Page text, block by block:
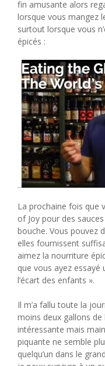
fin amusante alors
lorsque vous mangez
surtout lorsque vous
épicés :
La prochaine fois que
of Joy pour des
bouche. Vous pouvez
elles fournissent
aimez la nourriture
que vous ayez essayé
l’écart des enfants ».
Il m’a fallu toute la
moins deux gallons de
intéressante mais
piquante ne semble
quelqu’un dans le